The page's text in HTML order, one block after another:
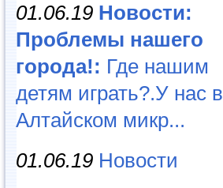
01.06.19 Новости:
Проблемы нашего
города!: Где нашим
детям играть?.У нас в
Алтайском микр...
01.06.19 Новости